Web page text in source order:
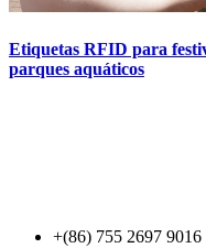
Etiquetas RFID para
parques aquáticos
+(86) 755 2697 9016